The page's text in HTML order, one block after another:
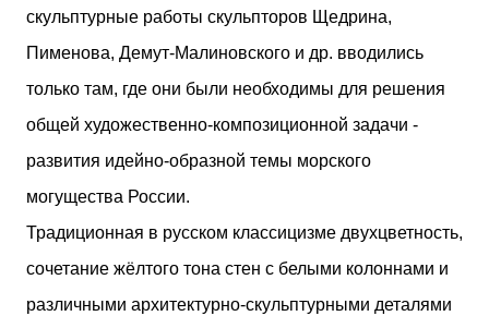
скульптурные работы скульпторов Щедрина,
Пименова, Демут-Малиновского и др. вводились
только там, где они были необходимы для решения
общей художественно-композиционной задачи -
развития идейно-образной темы морского
могущества России.
Традиционная в русском классицизме двухцветность,
сочетание жёлтого тона стен с белыми колоннами и
различными архитектурно-скульптурными деталями